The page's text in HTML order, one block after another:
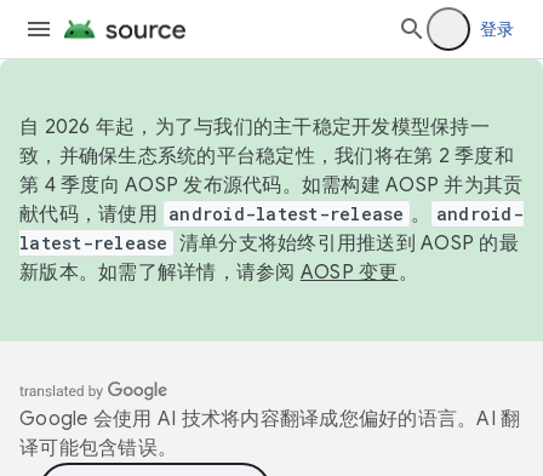
登录
自 2026 年起，为了与我们的主干稳定开发模型保持一
致，并确保生态系统的平台稳定性，我们将在第 2 季度和
第 4 季度向 AOSP 发布源代码。如需构建 AOSP 并为其贡
献代码，请使用 android-latest-release 。
android-
latest-release 清单分支将始终引用推送到 AOSP 的最
新版本。如需了解详情，请参阅 AOSP 变更。
Google 会使用 AI 技术将内容翻译成您偏好的语言。AI 翻
译可能包含错误。